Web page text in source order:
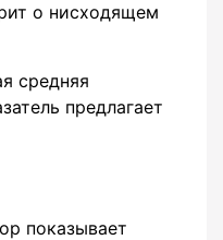
о нисходящем
средняя
предлагает
показывает